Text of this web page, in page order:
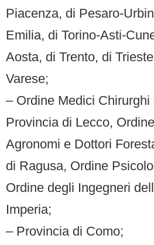
Piacenza, di Pesaro-
Emilia, di Torino-Asti-
Aosta, di Trento, di
Varese;
– Ordine Medici Chirurghi
Provincia di Lecco,
Agronomi e Dottori
di Ragusa, Ordine
Ordine degli Ingegneri
Imperia;
– Provincia di Como;